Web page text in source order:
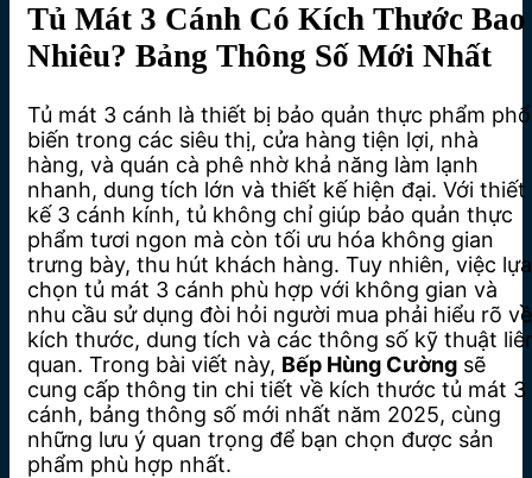
Tủ Mát 3 Cánh Có Kích Thước Bao
Nhiêu? Bảng Thông Số Mới Nhất
Tủ mát 3 cánh là thiết bị bảo quản thực phẩm phổ
biến trong các siêu thị, cửa hàng tiện lợi, nhà
hàng, và quán cà phê nhờ khả năng làm lạnh
nhanh, dung tích lớn và thiết kế hiện đại. Với thiết
kế 3 cánh kính, tủ không chỉ giúp bảo quản thực
phẩm tươi ngon mà còn tối ưu hóa không gian
trưng bày, thu hút khách hàng. Tuy nhiên, việc lựa
chọn tủ mát 3 cánh phù hợp với không gian và
nhu cầu sử dụng đòi hỏi người mua phải hiểu rõ về
kích thước, dung tích và các thông số kỹ thuật
quan. Trong bài viết này, Bếp Hùng Cường sẽ
cung cấp thông tin chi tiết về kích thước tủ mát 3
cánh, bảng thông số mới nhất năm 2025, cùng
những lưu ý quan trọng để bạn chọn được sản
phẩm phù hợp nhất.